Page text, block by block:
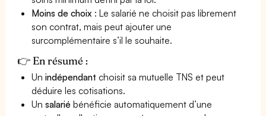
Moins de choix : Le salarié ne choisit pas librement
son contrat, mais peut ajouter une
surcomplémentaire s’il le souhaite.
👉 En résumé :
Unindépendant choisit sa mutuelle TNS et peut
déduire les cotisations.
Unsalarié bénéficie automatiquement d’une